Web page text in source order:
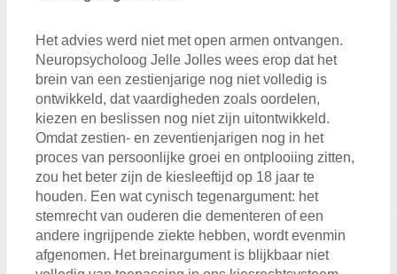
Het advies werd niet met open armen ontvangen.
Neuropsycholoog Jelle Jolles wees erop dat het
brein van een zestienjarige nog niet volledig is
ontwikkeld, dat vaardigheden zoals oordelen,
kiezen en beslissen nog niet zijn uitontwikkeld.
Omdat zestien- en zeventienjarigen nog in het
proces van persoonlijke groei en ontplooiing zitten,
zou het beter zijn de kiesleeftijd op 18 jaar te
houden. Een wat cynisch tegenargument: het
stemrecht van ouderen die dementeren of een
andere ingrijpende ziekte hebben, wordt evenmin
afgenomen. Het breinargument is blijkbaar niet